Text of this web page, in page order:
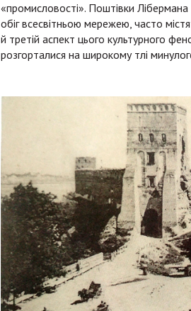
«промисловості». Поштівки
обіг всесвітньою мережею, часто
й третій аспект цього культурного
розгорталися на широкому тлі